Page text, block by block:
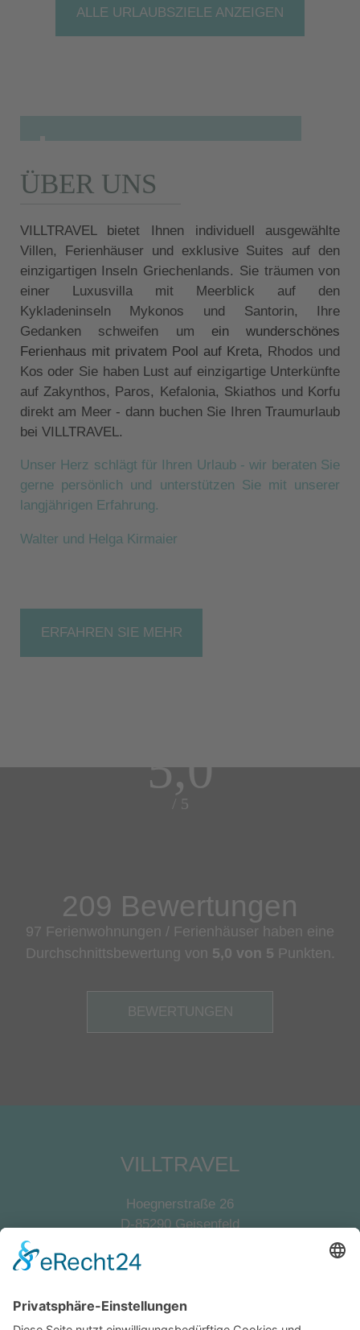
ALLE URLAUBSZIELE ANZEIGEN
ÜBER UNS
VILLTRAVEL bietet Ihnen individuell ausgewählte
Villen, Ferienhäuser und exklusive Suites auf den
einzigartigen Inseln Griechenlands. Sie träumen von
einer Luxusvilla mit Meerblick auf den
Kykladeninseln Mykonos und Santorin, Ihre
Gedanken schweifen um ein wunderschönes
Ferienhaus mit privatem Pool auf Kreta, Rhodos und
Kos oder Sie haben Lust auf einzigartige Unterkünfte
auf Zakynthos, Paros, Kefalonia, Skiathos und Korfu
direkt am Meer - dann buchen Sie Ihren Traumurlaub
bei VILLTRAVEL.
Unser Herz schlägt für Ihren Urlaub - wir beraten Sie
gerne persönlich und unterstützen Sie mit unserer
langjährigen Erfahrung.
Walter und Helga Kirmaier
ERFAHREN SIE MEHR
5,0
/ 5
209 Bewertungen
97 Ferienwohnungen / Ferienhäuser haben eine
Durchschnittsbewertung von 5,0 von 5 Punkten.
BEWERTUNGEN
VILLTRAVEL
Hoegnerstraße 26
D-85290 Geisenfeld